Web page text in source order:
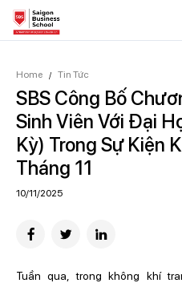
Home / Tin Tức
SBS Công Bố
Sinh Viên Với Đại
Kỳ) Trong Sự Kiện
Tháng 11
10/11/2025
Tuần qua, trong không khí